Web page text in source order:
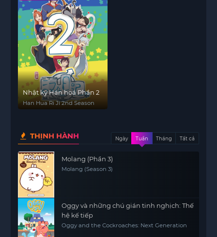
Nhật ký Hán hoá Phần 2
Han Hua Ri Ji 2nd Season
THỊNH HÀNH Ngày Tuần Tháng Tất cả
Molang (Phần 3)
Molang (Season 3)
Oggy và những chú gián tinh nghịch: Thế
hệ kế tiếp
Oggy and the Cockroaches: Next Generation